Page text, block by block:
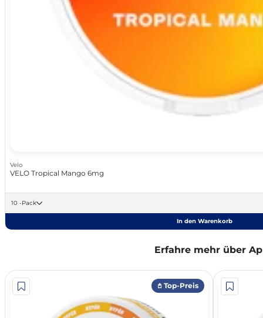
Velo
VELO Tropical Mango 6mg
10 -Pack
In den Warenkorb
Erfahre mehr über
𖤘 Top-Preis